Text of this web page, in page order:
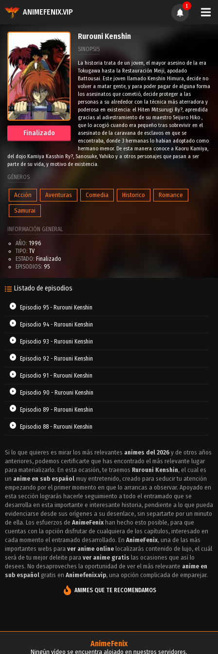
ANIMEFENIX.VIP
1
Finalizado
Rurouni Kenshin
SINOPSIS
La historia trata de un joven, el mayor asesino de la era
Tokugawa hasta la Restauración Meiji, apodado
Battousai. Este joven llamado Kenshin Himura, decide no
volver a matar gente, y para poder pagar de alguna forma
los asesinatos que cometió, decide proteger a las
personas a su alrededor con la técnica más aterradora y
poderosa en existencia: el Hiten Mitsurugi Ry?, aprendida
gracias al adiestramiento de su maestro Seijuro Hiko ,
que lo acogió cuando era pequeño tras sobrevivir en el
asesinato de la caravana de esclavos en que se
encontraba, donde 3 hermanas lo habian adoptado como
hermano menor. De esta manera conoce a Kaoru Kamiya,
del dojo Kamiya Kasshin Ry?, Sanosuke, Yahiko y a otros personajes que pasan a ser
parte de su vida, y motivo de existencia.
GÉNEROS
Acción Aventuras Comedia Historico Romance
Samurai
INFORMACIÓN GENERAL
AÑO: 1996
TIPO: TV
ESTADO: Finalizado
EPISODIOS: 95
Listado de episodios
Episodio 95 - Rurouni Kenshin
Episodio 94 - Rurouni Kenshin
Episodio 93 - Rurouni Kenshin
Episodio 92 - Rurouni Kenshin
Episodio 91 - Rurouni Kenshin
Episodio 90 - Rurouni Kenshin
Episodio 89 - Rurouni Kenshin
Episodio 88 - Rurouni Kenshin
Episodio 86 - Rurouni Kenshin
Episodio 85 - Rurouni Kenshin
Episodio 84 - Rurouni Kenshin
Episodio 83 - Rurouni Kenshin
Episodio 82 - Rurouni Kenshin
Episodio 81 - Rurouni Kenshin
Episodio 80 - Rurouni Kenshin
Episodio 79 - Rurouni Kenshin
Episodio 78 - Rurouni Kenshin
Episodio 76 - Rurouni Kenshin
Episodio 75 - Rurouni Kenshin
Si lo que quieres es mirar los más relevantes animes del 2026 y de otros años
anteriores, podemos certificarte que has encontrado el más relevante lugar
para materializarlo. En esta ocasión, te traemos Rurouni Kenshin, el cual es
un anime en sub español muy entretenido, creado para seducir tu atención
empezando por el primer momento en que lo arrancas a observar. Apoyado en
esta sección lograrás hacerle seguimiento a todo el entramado que se
desarrolla en esta importante e interesante historia, pendiente a lo que pueda
evidenciarse desde sus orígenes a su desenlace, sin separtarte por un minuto
de ella. Los esfuerzos de AnimeFenix han hecho esto posible, para que
cuentas con la opción disfrutar de cualquiera de los capítulos, interesado en
cada momento el entramado desarrollado. En AnimeFenix, una de las más
importantes webs para ver anime online localizarás contenido de lujo, el cuál
será de tu mejor deleite para ver anime gratis las ocasiones que así lo
desees. No desaproveches la oportunidad de ver el más relevante anime en
sub español gratis en Animefenix.vip, una opción complicada de emparejar.
ANIMES QUE TE RECOMENDAMOS
AnimeFenix
Ningún vídeo se encuentra alojado en nuestros servidores.